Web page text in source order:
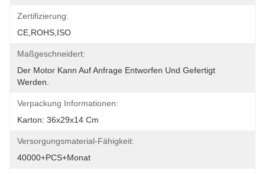
Zertifizierung:
CE,ROHS,ISO
Maßgeschneidert:
Der Motor Kann Auf Anfrage Entworfen Und Gefertigt
Werden.
Verpackung Informationen:
Karton: 36x29x14 Cm
Versorgungsmaterial-Fähigkeit:
40000+PCS+Monat